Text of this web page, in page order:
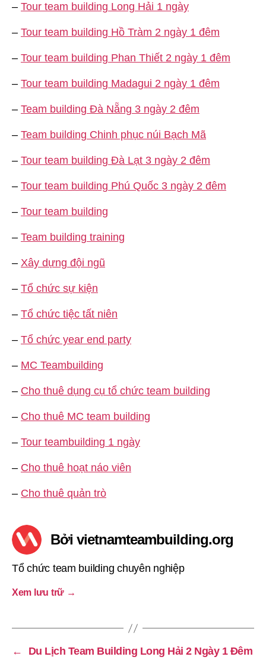
– Tour team building Long Hải 1 ngày
– Tour team building Hồ Tràm 2 ngày 1 đêm
– Tour team building Phan Thiết 2 ngày 1 đêm
– Tour team building Madagui 2 ngày 1 đêm
– Team building Đà Nẵng 3 ngày 2 đêm
– Team building Chinh phục núi Bạch Mã
– Tour team building Đà Lạt 3 ngày 2 đêm
– Tour team building Phú Quốc 3 ngày 2 đêm
– Tour team building
– Team building training
– Xây dựng đội ngũ
– Tổ chức sự kiện
– Tổ chức tiệc tất niên
– Tổ chức year end party
– MC Teambuilding
– Cho thuê dụng cụ tổ chức team building
– Cho thuê MC team building
– Tour teambuilding 1 ngày
– Cho thuê hoạt náo viên
– Cho thuê quản trò
Bởi vietnamteambuilding.org
Tổ chức team building chuyên nghiệp
Xem lưu trữ →
←
Du Lịch Team Building Long Hải 2 Ngày 1 Đêm